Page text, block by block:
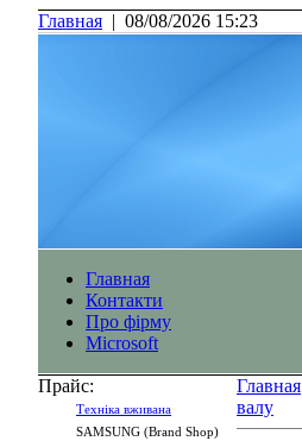
Главная | 08/08/2026 15:23
Главная
Контакти
Про фірму
Microsoft
Прайс:
Технiка вживана
SAMSUNG (Brand Shop)
Главная
валу